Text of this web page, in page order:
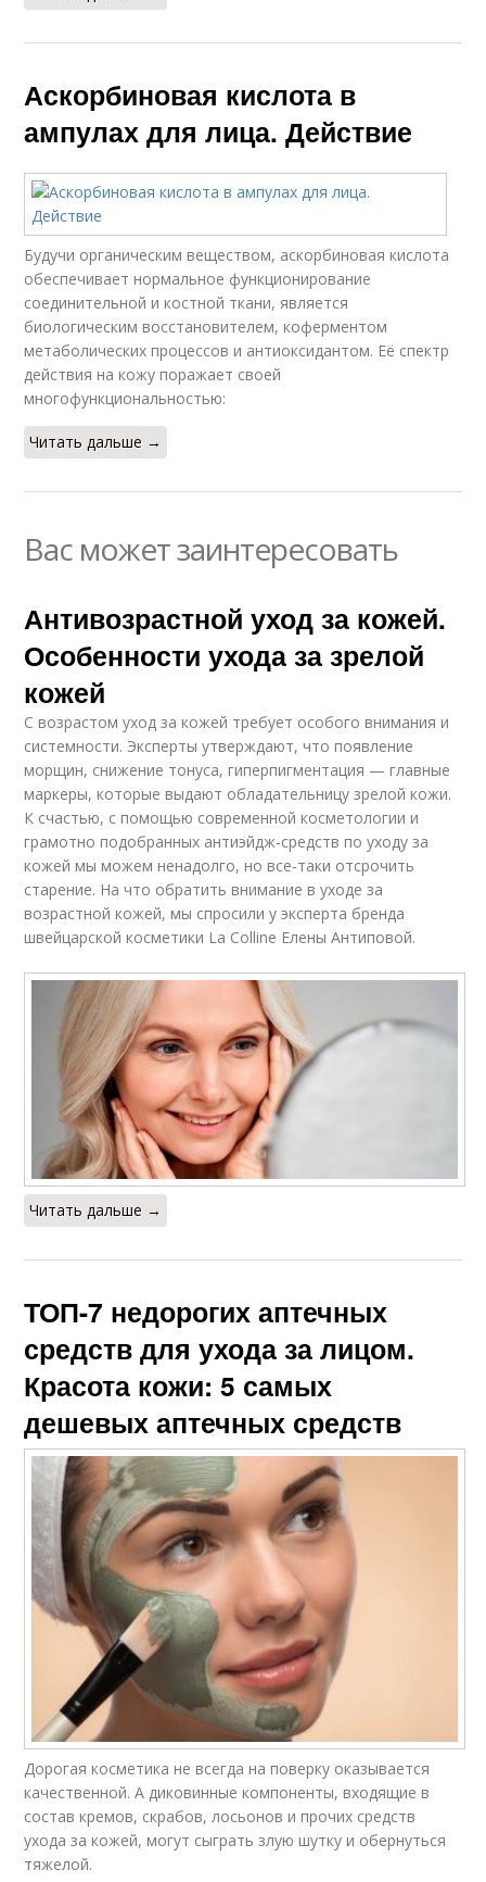
Аскорбиновая кислота в
ампулах для лица. Действие
Будучи органическим веществом, аскорбиновая кислота
обеспечивает нормальное функционирование
соединительной и костной ткани, является
биологическим восстановителем, коферментом
метаболических процессов и антиоксидантом. Её спектр
действия на кожу поражает своей
многофункциональностью:
Читать дальше →
Вас может заинтересовать
Антивозрастной уход за кожей.
Особенности ухода за зрелой
кожей
С возрастом уход за кожей требует особого внимания и
системности. Эксперты утверждают, что появление
морщин, снижение тонуса, гиперпигментация — главные
маркеры, которые выдают обладательницу зрелой кожи.
К счастью, с помощью современной косметологии и
грамотно подобранных антиэйдж-средств по уходу за
кожей мы можем ненадолго, но все-таки отсрочить
старение. На что обратить внимание в уходе за
возрастной кожей, мы спросили у эксперта бренда
швейцарской косметики La Colline Елены Антиповой.
Читать дальше →
ТОП-7 недорогих аптечных
средств для ухода за лицом.
Красота кожи: 5 самых
дешевых аптечных средств
Дорогая косметика не всегда на поверку оказывается
качественной. А диковинные компоненты, входящие в
состав кремов, скрабов, лосьонов и прочих средств
ухода за кожей, могут сыграть злую шутку и обернуться
тяжелой.